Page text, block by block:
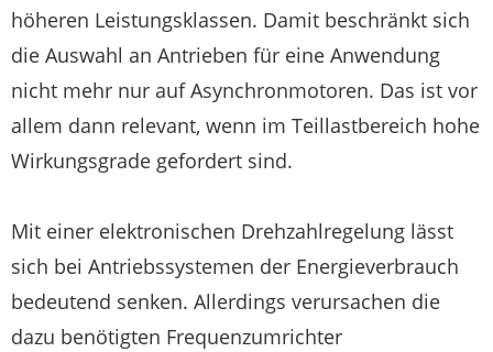
höheren Leistungsklassen. Damit beschränkt sich
die Auswahl an Antrieben für eine Anwendung
nicht mehr nur auf Asynchronmotoren. Das ist vor
allem dann relevant, wenn im Teillastbereich hohe
Wirkungsgrade gefordert sind.
Mit einer elektronischen Drehzahlregelung lässt
sich bei Antriebssystemen der Energieverbrauch
bedeutend senken. Allerdings verursachen die
dazu benötigten Frequenzumrichter